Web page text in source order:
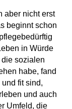
aber nicht erst
beginnt schon
in Würde
sozialen
habe, fand
fit sind,
und auch
Umfeld, die